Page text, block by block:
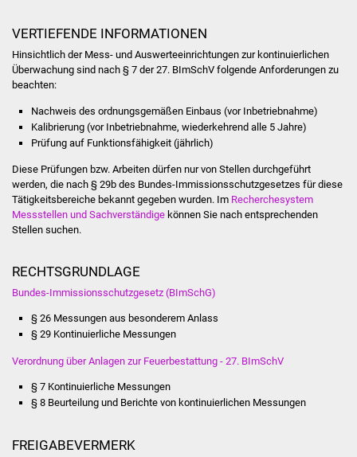
Lokale Agenda
Fachteam Jugend
Stadtwerke
Suenergie
NETZMonitor
Gesundheit und Notfall
VERTIEFENDE INFORMATIONEN
Hinsichtlich der Mess- und Auswerteeinrichtungen zur kontinuierlichen
Überwachung sind nach § 7 der 27. BImSchV folgende Anforderungen zu
beachten:
Nachweis des ordnungsgemäßen Einbaus (vor Inbetriebnahme)
Kalibrierung (vor Inbetriebnahme, wiederkehrend alle 5 Jahre)
Prüfung auf Funktionsfähigkeit (jährlich)
Diese Prüfungen bzw. Arbeiten dürfen nur von Stellen durchgeführt
werden, die nach § 29b des Bundes-Immissionsschutzgesetzes für diese
Tätigkeitsbereiche bekannt gegeben wurden. Im Recherchesystem
Messstellen und Sachverständigekönnen Sie nach entsprechenden
Stellen suchen.
RECHTSGRUNDLAGE
Bundes-Immissionsschutzgesetz (BImSchG)
§ 26 Messungen aus besonderem Anlass
§ 29 Kontinuierliche Messungen
Verordnung über Anlagen zur Feuerbestattung - 27. BImSchV
§ 7 Kontinuierliche Messungen
§ 8 Beurteilung und Berichte von kontinuierlichen Messungen
FREIGABEVERMERK